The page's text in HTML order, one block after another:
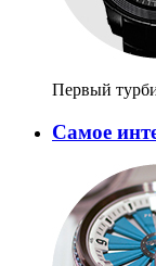
Первый
Самое